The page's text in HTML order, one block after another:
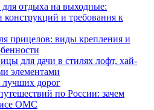
для отдыха на выходные:
конструкций и требования к
прицелов: виды крепления и
для дачи в стилях лофт, хай-
элементами
лучших дорог
по России: зачем
ОМС